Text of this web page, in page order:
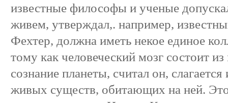
известные философы и ученые
живем, утверждал,. например,
Фехтер, должна иметь некое единое
тому как человеческий мозг состоит
сознание планеты, считал он,
живых существ, обитающих на ней.